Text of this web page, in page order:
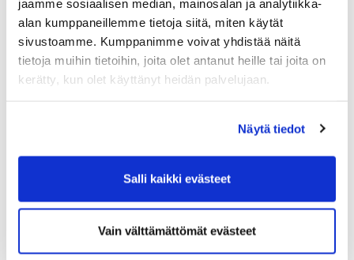
jaamme sosiaalisen median, mainosalan ja analytiikka-
alan kumppaneillemme tietoja siitä, miten käytät
sivustoamme. Kumppanimme voivat yhdistää näitä
tietoja muihin tietoihin, joita olet antanut heille tai joita on
kerätty, kun olet käyttänyt heidän palvelujaan.
Näytä tiedot
Salli kaikki evästeet
Vain välttämättömät evästeet
Lue lisää
Onko sinulla liikuntaseteleitä tai saldoa?
maksaa pelioikeuslaskun kokonaan tai
Voit maksaa työnantajan tuella pelioikeuksia. E-passi,
käyvät pelimaksujen maksamiseen. Maksut
Epassi ja Smartum käyvät maksutapoina myös
verkkokaupassa.